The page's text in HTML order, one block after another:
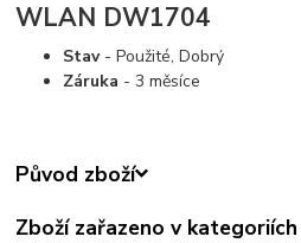
WLAN DW1704
Stav - Použité, Dobrý
Záruka - 3 měsíce
Původ zboží
Zboží zařazeno v kategoriích